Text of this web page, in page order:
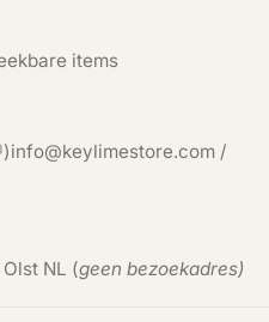
items
/
NL (geen bezoekadres)